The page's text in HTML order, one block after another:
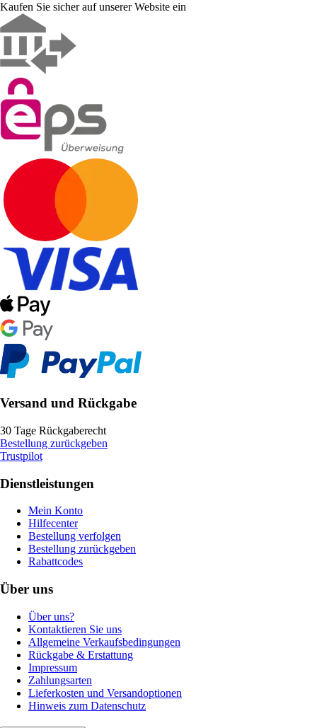
Kaufen Sie sicher auf unserer Website ein
Versand und Rückgabe
30 Tage Rückgaberecht
Bestellung zurückgeben
Trustpilot
Dienstleistungen
Mein Konto
Hilfecenter
Bestellung verfolgen
Bestellung zurückgeben
Rabattcodes
Über uns
Über uns?
Kontaktieren Sie uns
Allgemeine Verkaufsbedingungen
Rückgabe & Erstattung
Impressum
Zahlungsarten
Lieferkosten und Versandoptionen
Hinweis zum Datenschutz